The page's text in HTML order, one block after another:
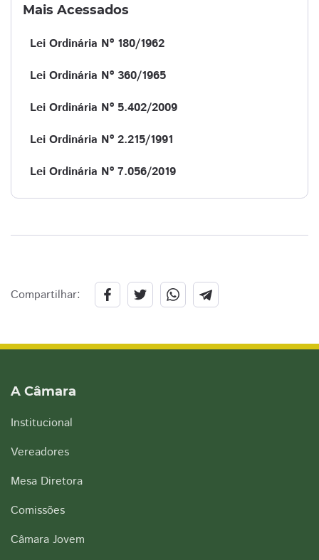
Mais Acessados
Lei Ordinária Nº 180/1962
Lei Ordinária Nº 360/1965
Lei Ordinária Nº 5.402/2009
Lei Ordinária Nº 2.215/1991
Lei Ordinária Nº 7.056/2019
Compartilhar:
A Câmara
Institucional
Vereadores
Mesa Diretora
Comissões
Câmara Jovem